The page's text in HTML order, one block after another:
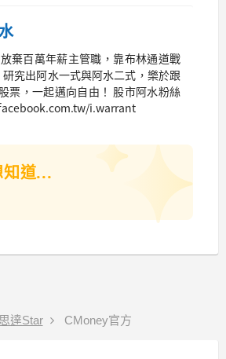
棄百萬年薪主管職，靠布林通道戰
究出阿水一式與阿水二式，樂於跟
票，一起邁向自由！ 股市阿水粉絲
i.warrant
道...
達Star CMoney官方